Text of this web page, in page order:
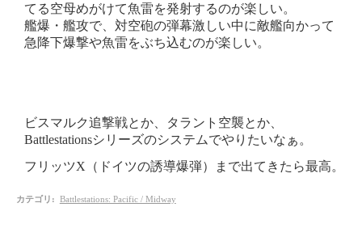
てる空母めがけて魚雷を発射するのが楽しい。
艦爆・艦攻で、対空砲の弾幕激しい中に敵艦向かって
急降下爆撃や魚雷をぶち込むのが楽しい。
ビスマルク追撃戦とか、タラント空襲とか、
Battlestationsシリーズのシステムでやりたいなぁ。
フリッツX（ドイツの誘導爆弾）まで出てきたら最高。
カテゴリ : Battlestations: Pacific / Midway